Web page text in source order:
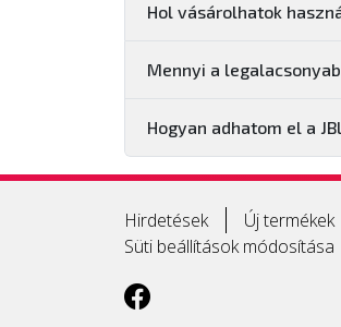
Hol vásárolhatok
Mennyi a
Hogyan adhatom el a
Hirdetések Új termékek
Süti beállítások módosítása